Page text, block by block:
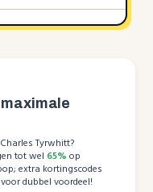
Tyrwhitt?
tot wel 65% op
extra kortingscodes
dubbel voordeel!